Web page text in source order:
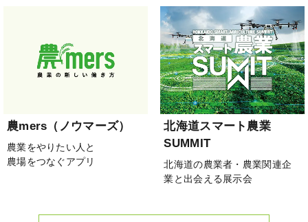
農mers（ノウマーズ）
農業をやりたい人と
農場をつなぐアプリ
北海道スマート農業
SUMMIT
北海道の農業者・農業関連企
業と出会える展示会